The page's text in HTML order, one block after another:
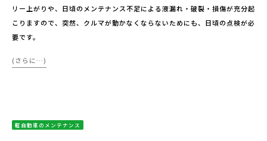
リー上がりや、日頃のメンテナンス不足による液漏れ・破裂・損傷が充分起
こりますので、突然、クルマが動かなくならないためにも、日頃の点検が必
要です。
(さらに…)
軽自動車のメンテナンス